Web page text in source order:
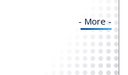
- More -